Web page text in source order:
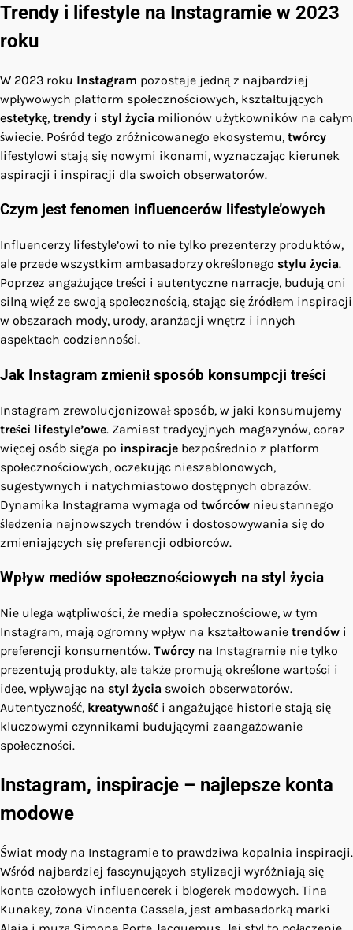
Trendy i lifestyle na Instagramie w 2023
roku
W 2023 roku Instagram pozostaje jedną z najbardziej
wpływowych platform społecznościowych, kształtujących
estetykę, trendy i styl życia milionów użytkowników na całym
świecie. Pośród tego zróżnicowanego ekosystemu, twórcy
lifestylowi stają się nowymi ikonami, wyznaczając kierunek
aspiracji i inspiracji dla swoich obserwatorów.
Czym jest fenomen influencerów lifestyle’owych
Influencerzy lifestyle’owi to nie tylko prezenterzy produktów,
ale przede wszystkim ambasadorzy określonego stylu życia.
Poprzez angażujące treści i autentyczne narracje, budują oni
silną więź ze swoją społecznością, stając się źródłem inspiracji
w obszarach mody, urody, aranżacji wnętrz i innych
aspektach codzienności.
Jak Instagram zmienił sposób konsumpcji treści
Instagram zrewolucjonizował sposób, w jaki konsumujemy
treści lifestyle’owe. Zamiast tradycyjnych magazynów, coraz
więcej osób sięga po inspiracje bezpośrednio z platform
społecznościowych, oczekując nieszablonowych,
sugestywnych i natychmiastowo dostępnych obrazów.
Dynamika Instagrama wymaga od twórców nieustannego
śledzenia najnowszych trendów i dostosowywania się do
zmieniających się preferencji odbiorców.
Wpływ mediów społecznościowych na styl życia
Nie ulega wątpliwości, że media społecznościowe, w tym
Instagram, mają ogromny wpływ na kształtowanie trendów i
preferencji konsumentów. Twórcy na Instagramie nie tylko
prezentują produkty, ale także promują określone wartości i
idee, wpływając na styl życia swoich obserwatorów.
Autentyczność, kreatywność i angażujące historie stają się
kluczowymi czynnikami budującymi zaangażowanie
społeczności.
Instagram, inspiracje – najlepsze konta
modowe
Świat mody na Instagramie to prawdziwa kopalnia inspiracji.
Wśród najbardziej fascynujących stylizacji wyróżniają się
konta czołowych influencerek i blogerek modowych. Tina
Kunakey, żona Vincenta Cassela, jest ambasadorką marki